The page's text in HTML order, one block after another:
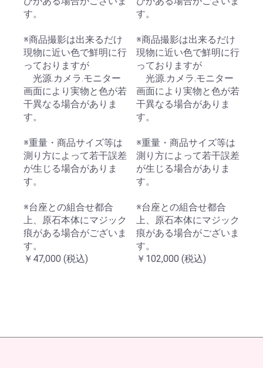
す。
※商品撮影は出来るだけ
現物に近い色で鮮明に行
っておりますが
光源.カメラ.モニター
画面により実物と色が若
干異なる場合がありま
す。
※重量・商品サイズ等は
測り方によって若干誤差
が生じる場合がありま
す。
※台座との組合せ都合
上、原石本体にマジック
痕がある場合がございま
す。
￥47,000 (税込)
す。
※商品撮影は出来るだけ
現物に近い色で鮮明に行
っておりますが
光源.カメラ.モニター
画面により実物と色が若
干異なる場合がありま
す。
※重量・商品サイズ等は
測り方によって若干誤差
が生じる場合がありま
す。
※台座との組合せ都合
上、原石本体にマジック
痕がある場合がございま
す。
￥102,000 (税込)